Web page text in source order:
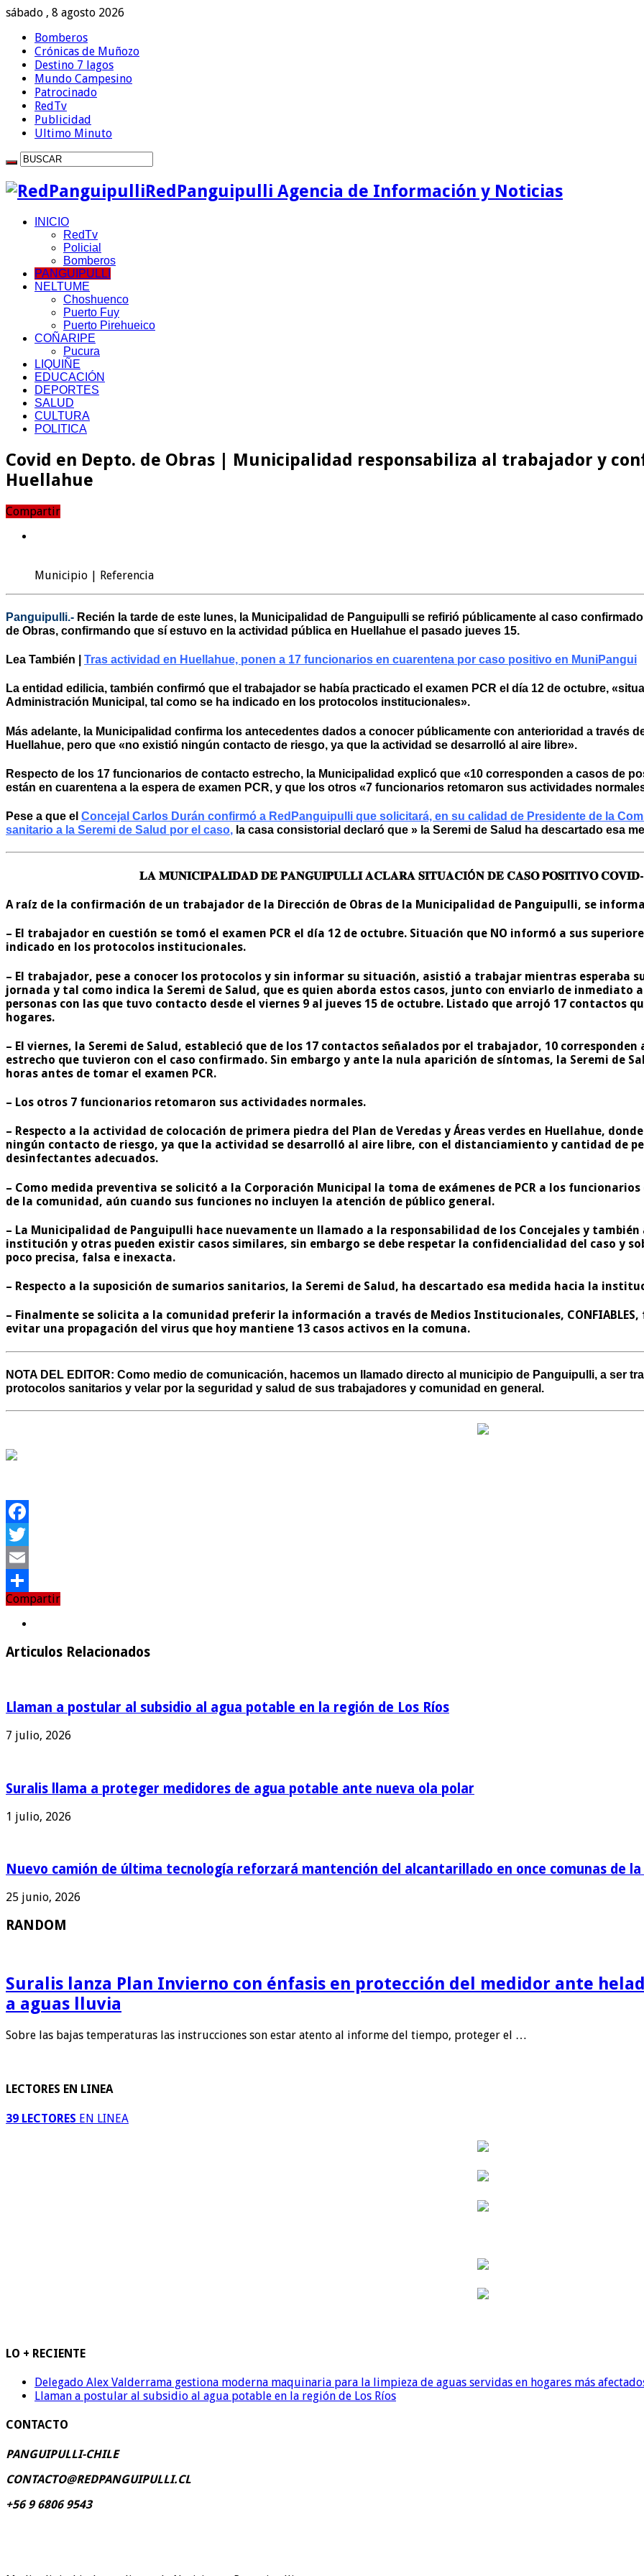
sábado , 8 agosto 2026
Bomberos
Crónicas de Muñozo
Destino 7 lagos
Mundo Campesino
Patrocinado
RedTv
Publicidad
Ultimo Minuto
RedPanguipulli Agencia de Información y Noticias
INICIO
RedTv
Policial
Bomberos
PANGUIPULLI
NELTUME
Choshuenco
Puerto Fuy
Puerto Pirehueico
COÑARIPE
Pucura
LIQUIÑE
EDUCACIÓN
DEPORTES
SALUD
CULTURA
POLITICA
Covid en Depto. de Obras | Municipalidad responsabiliza al trabajador y
Huellahue
Compartir
Municipio | Referencia
Panguipulli.- Recién la tarde de este lunes, la Municipalidad de Panguipulli se refirió públicamente al caso
de Obras, confirmando que sí estuvo en la actividad pública en Huellahue el pasado jueves 15.
Lea También | Tras actividad en Huellahue, ponen a 17 funcionarios en cuarentena por caso positivo en MuniPangui
La entidad edilicia, también confirmó que el trabajador se había practicado el examen PCR el día 12 de octubre,
Administración Municipal, tal como se ha indicado en los protocolos institucionales».
Más adelante, la Municipalidad confirma los antecedentes dados a conocer públicamente con anterioridad a través
Huellahue, pero que «no existió ningún contacto de riesgo, ya que la actividad se desarrolló al aire libre».
Respecto de los 17 funcionarios de contacto estrecho, la Municipalidad explicó que «10 corresponden a casos de
están en cuarentena a la espera de examen PCR, y que los otros «7 funcionarios retomaron sus actividades
Pese a que el Concejal Carlos Durán confirmó a RedPanguipulli que solicitará, en su calidad de Presidente de la
sanitario a la Seremi de Salud por el caso, la casa consistorial declaró que » la Seremi de Salud ha descartado esa
𝐋𝐀 𝐌𝐔𝐍𝐈𝐂𝐈𝐏𝐀𝐋𝐈𝐃𝐀𝐃 𝐃𝐄 𝐏𝐀𝐍𝐆𝐔𝐈𝐏𝐔𝐋𝐋𝐈 𝐀𝐂𝐋𝐀𝐑𝐀 𝐒𝐈𝐓𝐔𝐀𝐂𝐈Ó𝐍 𝐃𝐄 𝐂𝐀𝐒𝐎 𝐏𝐎𝐒𝐈𝐓𝐈𝐕𝐎
A raíz de la confirmación de un trabajador de la Dirección de Obras de la Municipalidad de Panguipulli, se
– El trabajador en cuestión se tomó el examen PCR el día 12 de octubre. Situación que NO informó a sus
indicado en los protocolos institucionales.
– El trabajador, pese a conocer los protocolos y sin informar su situación, asistió a trabajar mientras esperaba
jornada y tal como indica la Seremi de Salud, que es quien aborda estos casos, junto con enviarlo de
personas con las que tuvo contacto desde el viernes 9 al jueves 15 de octubre. Listado que arrojó 17 contactos
hogares.
– El viernes, la Seremi de Salud, estableció que de los 17 contactos señalados por el trabajador, 10
estrecho que tuvieron con el caso confirmado. Sin embargo y ante la nula aparición de síntomas, la Seremi de
horas antes de tomar el examen PCR.
– Los otros 7 funcionarios retomaron sus actividades normales.
– Respecto a la actividad de colocación de primera piedra del Plan de Veredas y Áreas verdes en Huellahue,
ningún contacto de riesgo, ya que la actividad se desarrolló al aire libre, con el distanciamiento y cantidad de
desinfectantes adecuados.
– Como medida preventiva se solicitó a la Corporación Municipal la toma de exámenes de PCR a los
de la comunidad, aún cuando sus funciones no incluyen la atención de público general.
– La Municipalidad de Panguipulli hace nuevamente un llamado a la responsabilidad de los Concejales y
institución y otras pueden existir casos similares, sin embargo se debe respetar la confidencialidad del caso y
poco precisa, falsa e inexacta.
– Respecto a la suposición de sumarios sanitarios, la Seremi de Salud, ha descartado esa medida hacia la
– Finalmente se solicita a la comunidad preferir la información a través de Medios Institucionales,
evitar una propagación del virus que hoy mantiene 13 casos activos en la comuna.
NOTA DEL EDITOR: Como medio de comunicación, hacemos un llamado directo al municipio de Panguipulli, a ser
protocolos sanitarios y velar por la seguridad y salud de sus trabajadores y comunidad en general.
Facebook
Twitter
Email
Compartir
Compartir
Articulos Relacionados
Llaman a postular al subsidio al agua potable en la región de Los Ríos
7 julio, 2026
Suralis llama a proteger medidores de agua potable ante nueva ola polar
1 julio, 2026
Nuevo camión de última tecnología reforzará mantención del alcantarillado en once comunas de la
25 junio, 2026
RANDOM
Suralis lanza Plan Invierno con énfasis en protección del medidor ante
a aguas lluvia
Sobre las bajas temperaturas las instrucciones son estar atento al informe del tiempo, proteger el …
LECTORES EN LINEA
39 LECTORES EN LINEA
LO + RECIENTE
Delegado Alex Valderrama gestiona moderna maquinaria para la limpieza de aguas servidas en hogares más
Llaman a postular al subsidio al agua potable en la región de Los Ríos
CONTACTO
PANGUIPULLI-CHILE
CONTACTO@REDPANGUIPULLI.CL
+56 9 6806 9543